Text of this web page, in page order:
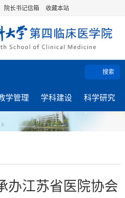
院长书记信箱 收藏本站
搜索
学管理 学科建设 科学研究
办江苏省医院协会